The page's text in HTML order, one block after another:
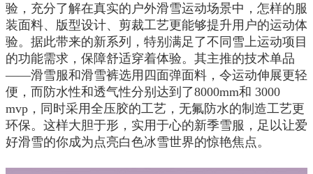
验，充分了解在真实的户外滑雪运动场景中，怎样的服
装面料、版型设计、剪裁工艺更能够提升用户的运动体
验。据此带来的新系列，特别满足了不同雪上运动项目
的功能需求，保障舒适穿着体验。其主推的技术单品
——滑雪服和滑雪裤选用四面弹面料，令运动伸展更轻
便，而防水性和透气性分别达到了8000mm和 3000
mvp，同时采用全压胶的工艺，无氟防水的制造工艺更
环保。这样大胆于形，实用于心的新季雪服，足以让爱
好滑雪的你成为点亮白色冰雪世界的惊艳焦点。